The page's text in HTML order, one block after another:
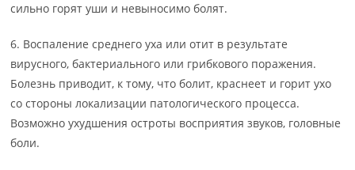
сильно горят уши и невыносимо болят.
6. Воспаление среднего уха или отит в результате
вирусного, бактериального или грибкового поражения.
Болезнь приводит, к тому, что болит, краснеет и горит ухо
со стороны локализации патологического процесса.
Возможно ухудшения остроты восприятия звуков, головные
боли.